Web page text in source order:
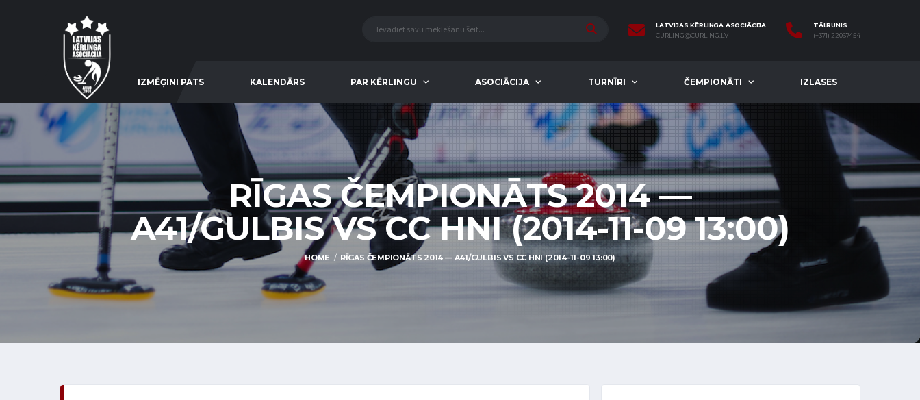
LATVIJAS KĒRLINGA ASOCIĀCIJA
CURLING@CURLING.LV
TĀLRUNIS
(+371) 22067454
IZMĒĢINI PATS KALENDĀRS PAR KĒRLINGU ASOCIĀCIJA TURNĪRI ČEMPIONĀTI IZLASES
RĪGAS ČEMPIONĀTS 2014 —
A41/GULBIS VS CC HNI (2014-11-09 13:00)
HOME RĪGAS ČEMPIONĀTS 2014 — A41/GULBIS VS CC HNI (2014-11-09 13:00)